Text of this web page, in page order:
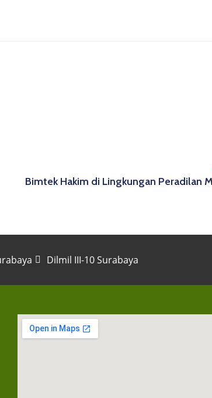
Bimtek Hakim di Lingkungan Peradilan
Dilmil III-10 Surabaya